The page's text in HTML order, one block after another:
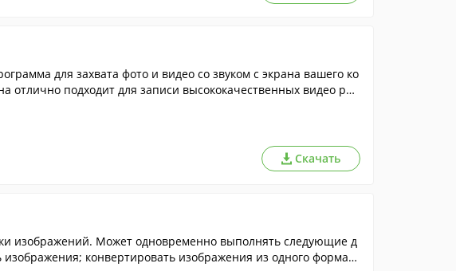
для захвата фото и видео со звуком с экрана вашего ко
подходит для записи высококачественных видео рол
Скачать
изображений. Может одновременно выполнять следующие д
конвертировать изображения из одного формата